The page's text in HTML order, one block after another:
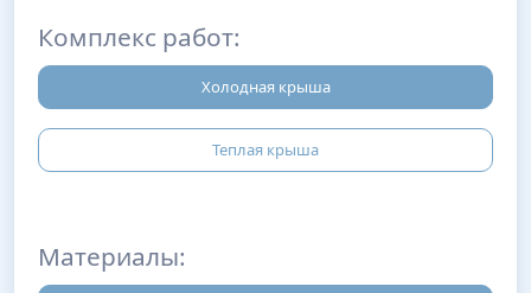
Комплекс работ:
Холодная крыша
Теплая крыша
Материалы: